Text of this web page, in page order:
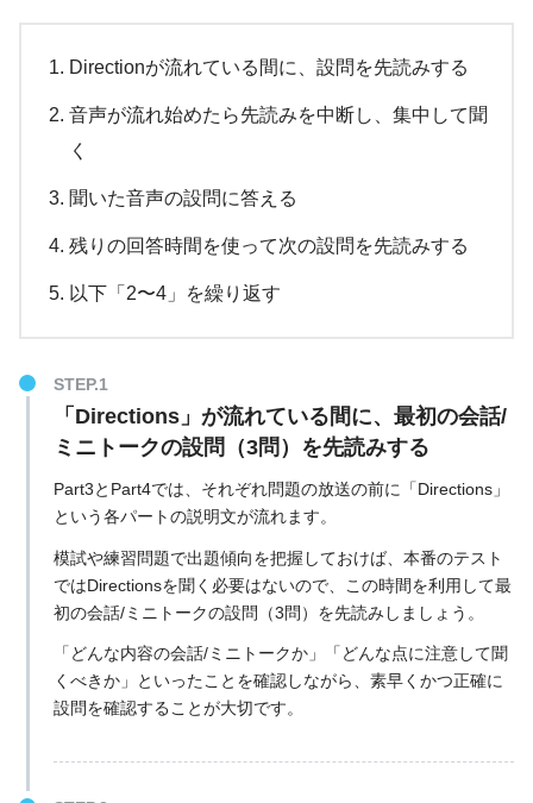
Directionが流れている間に、設問を先読みする
音声が流れ始めたら先読みを中断し、集中して聞
く
聞いた音声の設問に答える
残りの回答時間を使って次の設問を先読みする
以下「2〜4」を繰り返す
「Directions」が流れている間に、最初の会話/
ミニトークの設問（3問）を先読みする
Part3とPart4では、それぞれ問題の放送の前に「Directions」
という各パートの説明文が流れます。
模試や練習問題で出題傾向を把握しておけば、本番のテスト
ではDirectionsを聞く必要はないので、この時間を利用して最
初の会話/ミニトークの設問（3問）を先読みしましょう。
「どんな内容の会話/ミニトークか」「どんな点に注意して聞
くべきか」といったことを確認しながら、素早くかつ正確に
設問を確認することが大切です。